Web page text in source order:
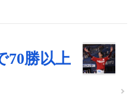
70勝以上